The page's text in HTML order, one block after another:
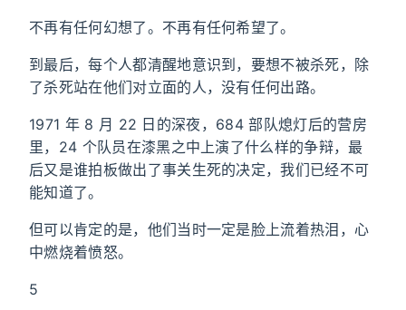
不再有任何幻想了。不再有任何希望了。
到最后，每个人都清醒地意识到，要想不被杀死，除
了杀死站在他们对立面的人，没有任何出路。
1971 年 8 月 22 日的深夜，684 部队熄灯后的营房
里，24 个队员在漆黑之中上演了什么样的争辩，最
后又是谁拍板做出了事关生死的决定，我们已经不可
能知道了。
但可以肯定的是，他们当时一定是脸上流着热泪，心
中燃烧着愤怒。
5